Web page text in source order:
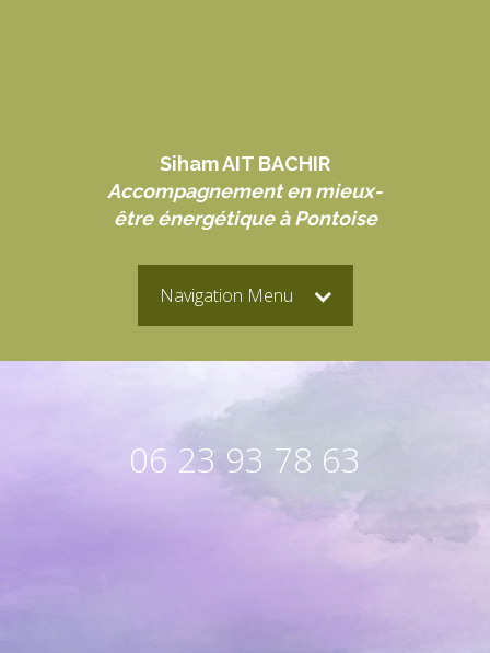
Siham AIT BACHIR
Accompagnement en mieux-
être énergétique à Pontoise
Navigation Menu
06 23 93 78 63